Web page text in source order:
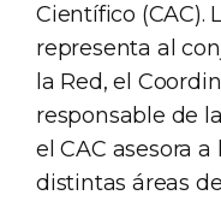
Científico (CAC).
representa al
la Red, el
responsable de
el CAC asesora
distintas áreas